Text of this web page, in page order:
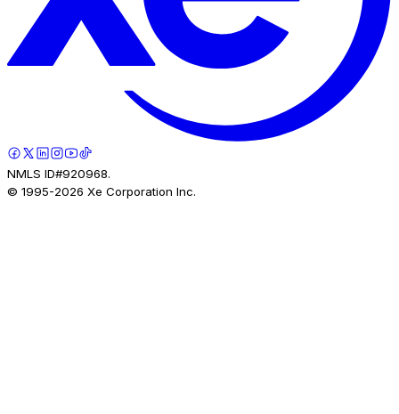
NMLS ID#920968.
© 1995-2026 Xe Corporation Inc.